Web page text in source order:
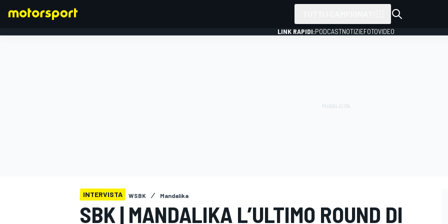
LINK RAPIDI:PODCASTNOTIZIEFOTOVIDEO
INTERVISTA WSBK Mandalika
SBK | MANDALIKA L’ULTIMO ROUND DI